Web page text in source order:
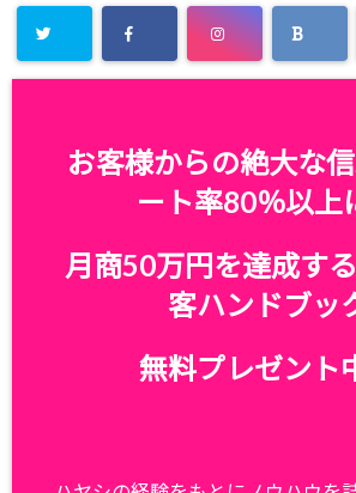
お客様からの絶大な
ート率80％以上
月商50万円を達成す
客ハンドブッ
無料プレゼント